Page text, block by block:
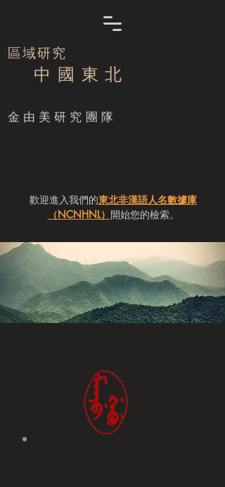
區域研究
中 國 東 北
​金由美研究團隊
歡迎進入我們的東北非漢語人名數據庫
（NCNHNL） 開始您的檢索。